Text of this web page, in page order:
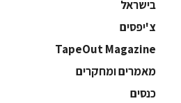
בישראל
צ'יפסים
TapeOut Magazine
מאמרים ומחקרים
כנסים